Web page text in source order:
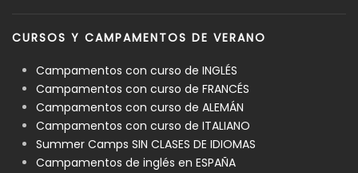
CURSOS Y CAMPAMENTOS DE VERANO
Campamentos con curso de INGLÉS
Campamentos con curso de FRANCÉS
Campamentos con curso de ALEMÁN
Campamentos con curso de ITALIANO
Summer Camps SIN CLASES DE IDIOMAS
Campamentos de inglés en ESPAÑA